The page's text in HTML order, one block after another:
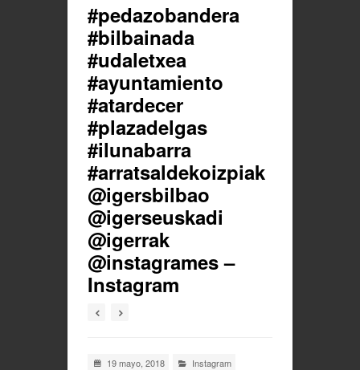
#pedazobandera
#bilbainada
#udaletxea
#ayuntamiento
#atardecer
#plazadelgas
#ilunabarra
#arratsaldekoizpiak
@igersbilbao
@igerseuskadi
@igerrak
@instagrames –
Instagram
19 mayo, 2018
Instagram